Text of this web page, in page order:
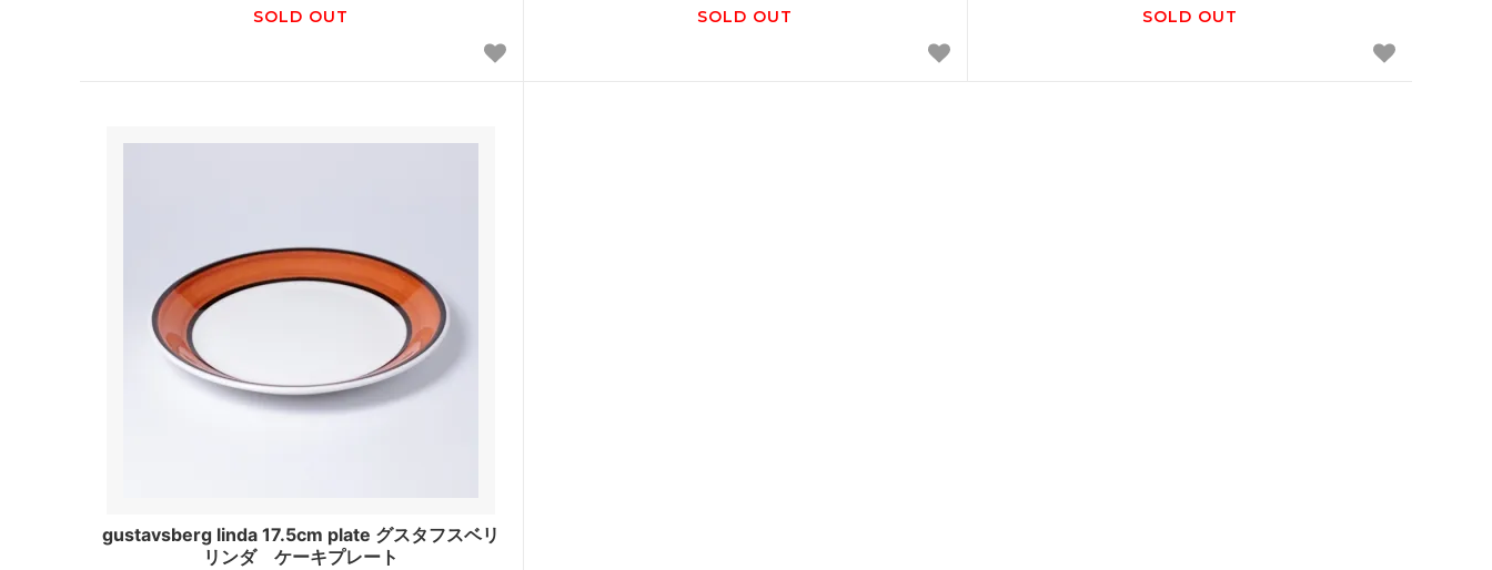
SOLD OUT SOLD OUT SOLD OUT
gustavsberg linda 17.5cm plate グスタフスベリ
リンダ ケーキプレート